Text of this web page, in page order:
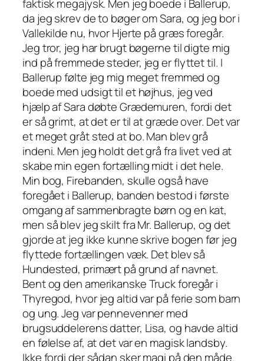
faktisk megajysk. Men jeg boede i Ballerup,
da jeg skrev de to bøger om Sara, og jeg bor i
Vallekilde nu, hvor Hjerte på græs foregår.
Jeg tror, jeg har brugt bøgerne til digte mig
ind på fremmede steder, jeg er flyttet til. I
Ballerup følte jeg mig meget fremmed og
boede med udsigt til et højhus, jeg ved
hjælp af Sara døbte Grædemuren, fordi det
er så grimt, at det er til at græde over. Det var
et meget gråt sted at bo. Man blev grå
indeni. Men jeg holdt det grå fra livet ved at
skabe min egen fortælling midt i det hele.
Min bog, Firebanden, skulle også have
foregået i Ballerup, banden bestod i første
omgang af sammenbragte børn og en kat,
men så blev jeg skilt fra Mr. Ballerup, og det
gjorde at jeg ikke kunne skrive bogen før jeg
flyttede fortællingen væk. Det blev så
Hundested, primært på grund af navnet.
Bent og den amerikanske Truck foregår i
Thyregod, hvor jeg altid var på ferie som barn
og ung. Jeg var pennevenner med
brugsuddelerens datter, Lisa, og havde altid
en følelse af, at det var en magisk landsby.
Ikke fordi der sådan sker magi på den måde.